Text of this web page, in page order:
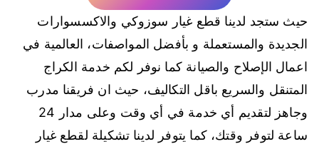
حيث ستجد لدينا قطع غيار سوزوكي والاكسسوارات
الجديدة والمستعملة و بأفضل المواصفات، العالمية في
اعمال الإصلاح والصيانة كما نوفر لكم خدمة الكراج
المتنقل والسريع باقل التكاليف، حيث ان فريقنا مدرب
وجاهز لتقديم أي خدمة في أي وقت وعلى مدار 24
ساعة لتوفر وقتك، كما يتوفر لدينا تشكيلة لقطع غيار